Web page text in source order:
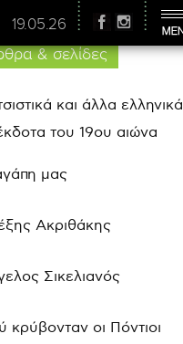
19.05.26
& σελίδες
και άλλα ελληνικά
του 19ου αιώνα
μας
Ακριθάκης
Σικελιανός
κρύβονταν οι Πόντιοι